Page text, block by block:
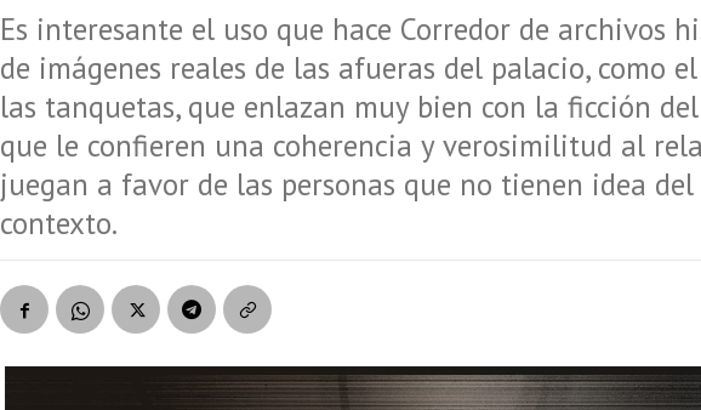
Es interesante el uso que hace Corredor de archivos
de imágenes reales de las afueras del palacio, como
las tanquetas, que enlazan muy bien con la ficción
que le confieren una coherencia y verosimilitud al
juegan a favor de las personas que no tienen idea del
contexto.